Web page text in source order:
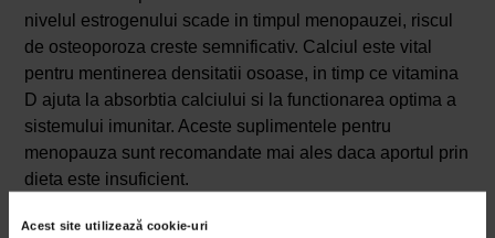
Acest site utilizează cookie-uri
nivelul estrogenului scade in timpul menopauzei, riscul
de osteoporoza creste semnificativ. Calciul este vital
pentru mentinerea densitatii osoase, in timp ce vitamina
D ajuta la absorbtia calciului si la functionarea optima a
sistemului imunitar. Aceste suplimentele pentru
menopauza sunt recomandate mai ales daca aportul prin
dieta este insuficient.
Suplimente bufeuri si transpiratii nocturne -